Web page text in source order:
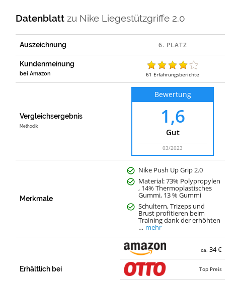
Datenblattzu Nike Liegestützgriffe 2.0
Auszeichnung
Kundenmeinung
bei Amazon 61 Erfahrungsberichte
Vergleichsergebnis
Methodik
Bewertung
1,6
Gut
03/2023
Merkmale
Nike Push Up Grip 2.0
Material: 73% Polypropylen
, 14% Thermoplastisches
Gummi, 13 % Gummi
Schultern, Trizeps und
Brust profitieren beim
Training dank der erhöhten
… mehr
Erhältlich bei
ca.34 €
Top Preis